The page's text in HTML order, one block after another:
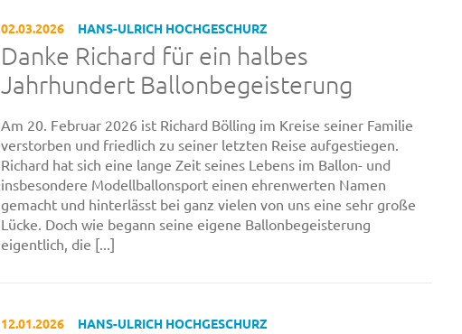
02.03.2026 HANS-ULRICH HOCHGESCHURZ
Danke Richard für ein halbes
Jahrhundert Ballonbegeisterung
Am 20. Februar 2026 ist Richard Bölling im Kreise seiner Familie
verstorben und friedlich zu seiner letzten Reise aufgestiegen.
Richard hat sich eine lange Zeit seines Lebens im Ballon- und
insbesondere Modellballonsport einen ehrenwerten Namen
gemacht und hinterlässt bei ganz vielen von uns eine sehr große
Lücke. Doch wie begann seine eigene Ballonbegeisterung
eigentlich, die [...]
12.01.2026 HANS-ULRICH HOCHGESCHURZ